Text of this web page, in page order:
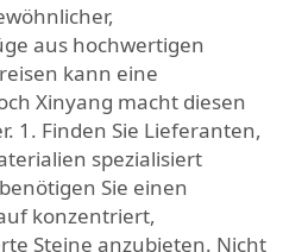
aus hochwertigen
kann eine
Xinyang macht diesen
1. Finden Sie Lieferanten,
spezialisiert
Sie einen
konzentriert,
Steine anzubieten. Nicht